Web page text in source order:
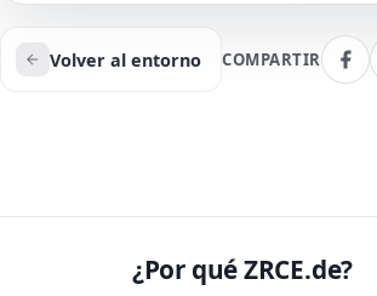
Volver al entorno COMPARTIR
¿Por qué ZRCE.de?